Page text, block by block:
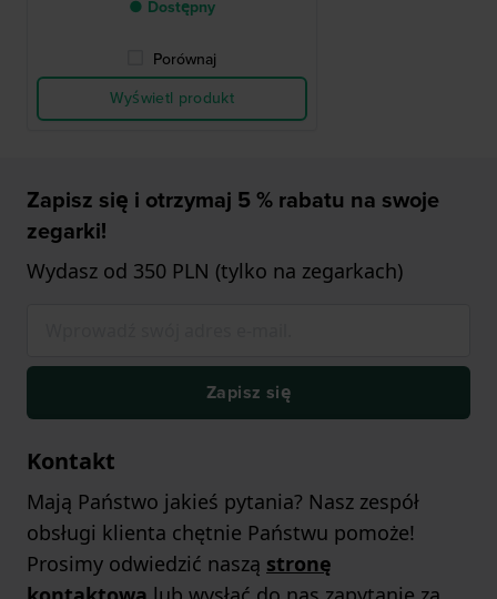
● Dostępny
Porównaj
Wyświetl produkt
Zapisz się i otrzymaj 5 % rabatu na swoje
zegarki!
Wydasz od 350 PLN (tylko na zegarkach)
Zapisz się
Kontakt
Mają Państwo jakieś pytania? Nasz zespół
obsługi klienta chętnie Państwu pomoże!
Prosimy odwiedzić naszą stronę